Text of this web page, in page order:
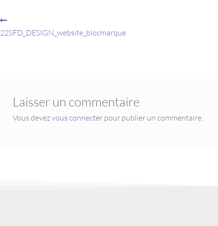
22SFD_DESIGN_website_blocmarque
Laisser un commentaire
Vous devezvous connecterpour publier un commentaire.